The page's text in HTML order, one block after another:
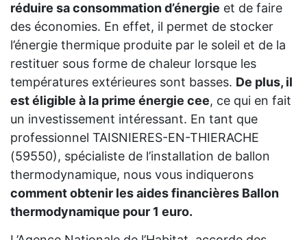
réduire sa consommation d’énergie et de faire
des économies. En effet, il permet de stocker
l’énergie thermique produite par le soleil et de la
restituer sous forme de chaleur lorsque les
températures extérieures sont basses. De plus, il
est éligible à la prime énergie cee, ce qui en fait
un investissement intéressant. En tant que
professionnel TAISNIERES-EN-THIERACHE
(59550), spécialiste de l’installation de ballon
thermodynamique, nous vous indiquerons
comment obtenir les aides financières Ballon
thermodynamique pour 1 euro.